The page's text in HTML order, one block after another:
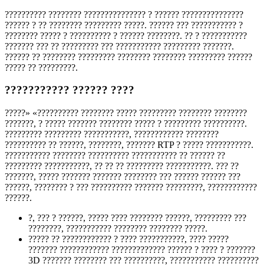
?????????? ???????? ??????????????? ? ?????? ???????????????
?????? ? ?? ???????? ????????? ?????. ?????? ??? ??????????? ?
???????? ????? ? ?????????? ? ?????? ????????. ?? ? ???????????
??????? ??? ?? ????????? ??? ??????????? ????????? ???????.
?????? ?? ???????? ????????? ???????? ???????? ????????? ??????
????? ?? ?????????.
??????????? ?????? ????
?????» «?????????? ???????? ????? ????????? ???????? ????????
???????, ? ????? ??????? ???????? ????? ? ????????? ??????????.
????????? ????????? ???????????, ???????????? ????????
?????????? ?? ??????, ????????, ??????? RTP ? ????? ???????????.
??????????? ???????? ?????????? ??????????? ?? ?????? ??
????????? ???????????, ?? ?? ?? ????????? ???????????. ??? ??
???????, ????? ??????? ??????? ???????? ??? ?????? ?????? ???
??????, ???????? ? ??? ?????????? ??????? ?????????, ????????????
??????.
?, ??? ? ??????, ????? ???? ???????? ??????, ????????? ???
????????, ??????????? ???????? ???????? ?????.
????? ?? ???????????? ? ???? ???????????, ???? ?????
??????? ???????????? ????????????? ?????? ? ???? ? ???????
3D ??????? ???????? ??? ??????????, ??????????? ??????????